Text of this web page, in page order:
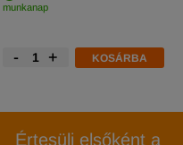
munkanap
- + KOSÁRBA
Értesülj elsőként a